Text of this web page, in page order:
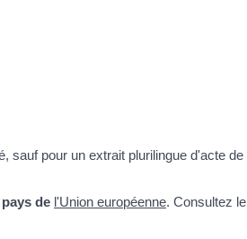
sauf pour un extrait plurilingue d'acte de
de l'Union européenne. Consultez le